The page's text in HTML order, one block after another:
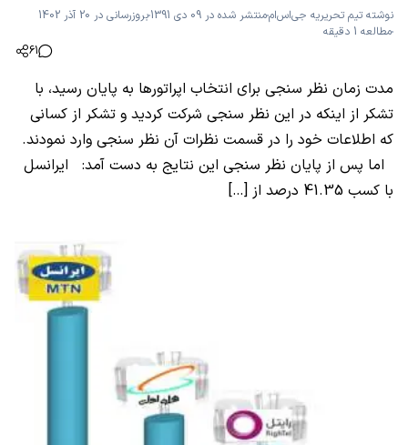
نوشته تیم تحریریه جی‌اس‌اممنتشر شده در 09 دی 1391
بروزرسانی در 20 آذر 1402
مطالعه 1 دقیقه
61
مدت زمان نظر سنجی برای انتخاب اپراتورها به پایان رسید، با
تشکر از اینکه در این نظر سنجی شرکت کردید و تشکر از کسانی
که اطلاعات خود را در قسمت نظرات آن نظر سنجی وارد نمودند.
اما پس از پایان نظر سنجی این نتایج به دست آمد: ایرانسل
با کسب 41.35 درصد از […]